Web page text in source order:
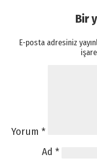
Bir
E-posta adresiniz
Yorum *
Ad *